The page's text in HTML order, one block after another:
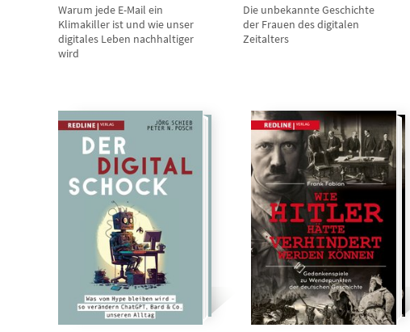
Warum jede E-Mail ein
Klimakiller ist und wie unser
digitales Leben nachhaltiger
wird
Die unbekannte Geschichte
der Frauen des digitalen
Zeitalters